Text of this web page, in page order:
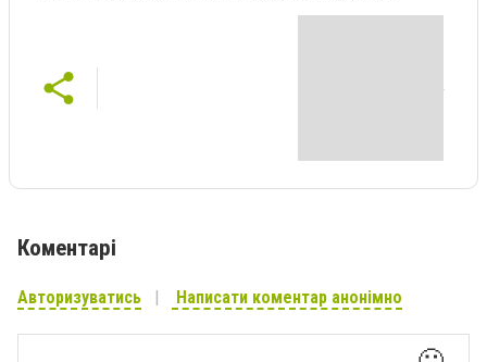
Коментарі
Авторизуватись Написати коментар анонімно